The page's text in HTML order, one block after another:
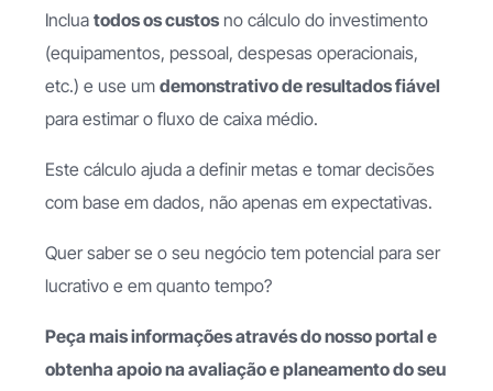
Inclua todos os custosno cálculo do investimento
(equipamentos, pessoal, despesas operacionais,
etc.) e use um demonstrativo de resultados fiável
para estimar o fluxo de caixa médio.
Este cálculo ajuda a definir metas e tomar decisões
com base em dados, não apenas em expectativas.
Quer saber se o seu negócio tem potencial para ser
lucrativo e em quanto tempo?
Peça mais informações através do nosso portal e
obtenha apoio na avaliação e planeamento do seu